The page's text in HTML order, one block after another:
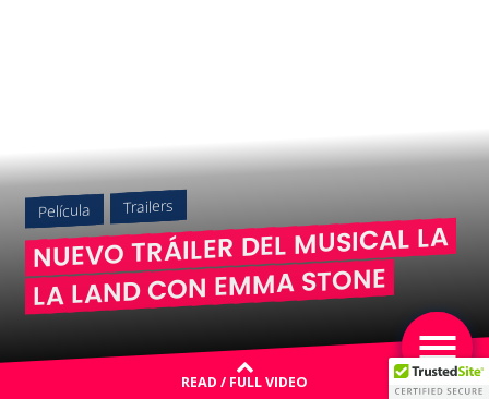
Película Trailers
NUEVO TRÁILER DEL MUSICAL LA
LA LAND CON EMMA STONE
READ / FULL VIDEO